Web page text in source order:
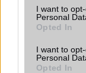
consent section.
I want to
Personal
Opted In
I want to
Personal
Opted In
Ez
Az Edge Panel